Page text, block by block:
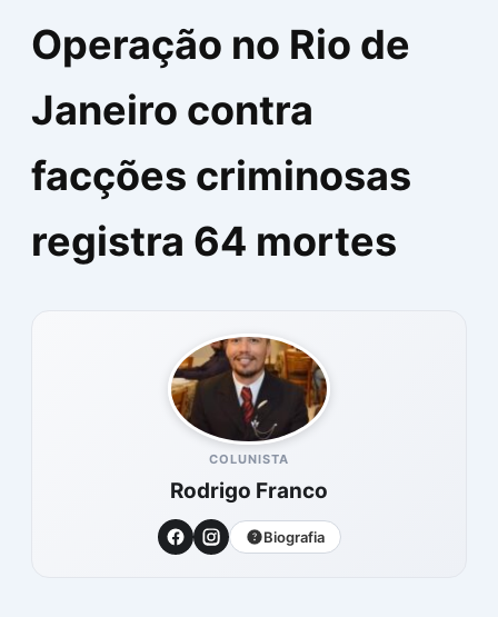
Operação no Rio de
Janeiro contra
facções criminosas
registra 64 mortes
COLUNISTA
Rodrigo Franco
Biografia